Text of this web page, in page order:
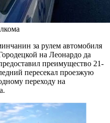
за рулем автомобиля
на Леонардо да
преимущество 21-
пересекал проезжую
переходу на